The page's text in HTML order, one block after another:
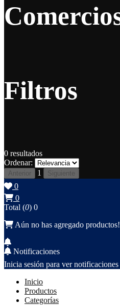
Filtros
0 resultados
Ordenar:
Anterior 1 Siguiente
0
0
Total (0) 0
Aún no has agregado productos!
Notificaciones
Inicia sesión para ver notificaciones
Inicio
Productos
Categorías